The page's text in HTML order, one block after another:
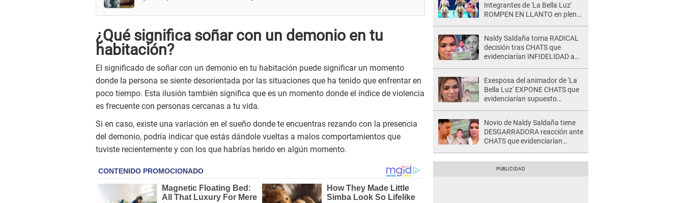
¿Qué significa soñar con un demonio en tu
habitación?
El significado de soñar con un demonio en tu habitación puede significar un momento
donde la persona se siente desorientada por las situaciones que ha tenido que enfrentar en
poco tiempo. Esta ilusión también significa que es un momento donde el índice de violencia
es frecuente con personas cercanas a tu vida.
Si en caso, existe una variación en el sueño donde te encuentras rezando con la presencia
del demonio, podría indicar que estás dándole vueltas a malos comportamientos que
tuviste recientemente y con los que habrías herido en algún momento.
Integrantes de 'La Bella Luz'
ROMPEN EN LLANTO en pleno
Naldy Saldaña toma RADICAL
decisión tras CHATS que
evidenciarían INFIDELIDAD a
Exesposa del animador de 'La
Bella Luz' EXPONE CHATS que
evidenciarían supuesto
Novio de Naldy Saldaña tiene
DESGARRADORA reacción ante
CHATS que evidenciarían